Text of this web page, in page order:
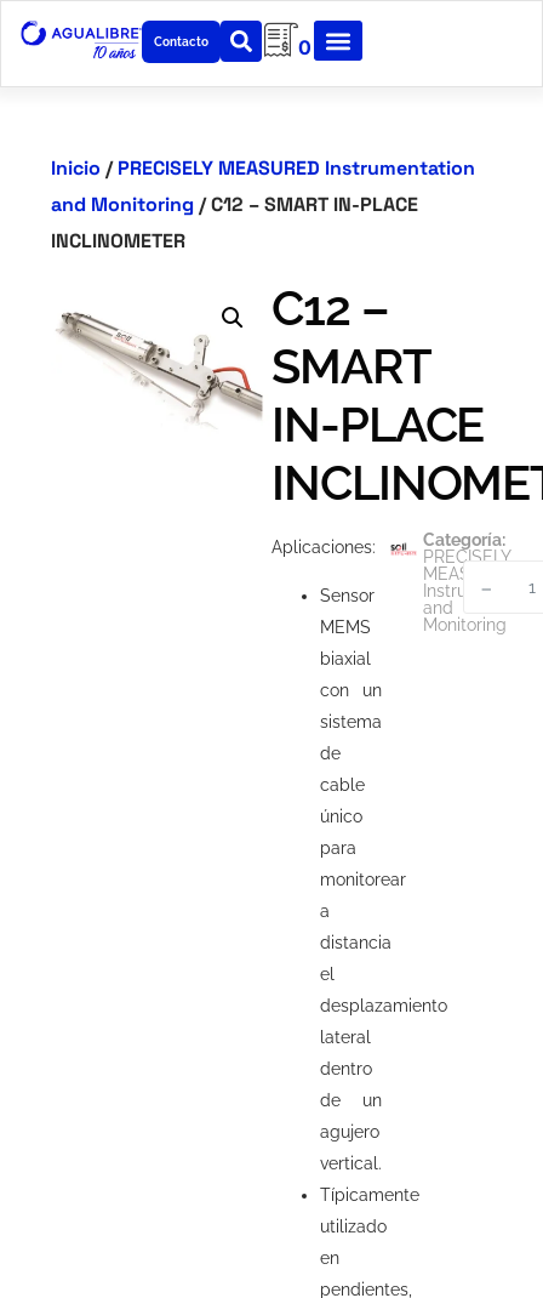
Contacto 0
Inicio /PRECISELY MEASURED Instrumentation
and Monitoring/ C12 – SMART IN-PLACE
INCLINOMETER
C12 –
SMART
IN-PLACE
Aplicaciones:
Sensor
MEMS
biaxial
con un
sistema
de
cable
único
para
monitorear
a
distancia
el
desplazamiento
lateral
dentro
de un
agujero
vertical.
Típicamente
utilizado
en
pendientes,
Categoría:
PRECISELY
MEASURED
and
Monitoring
-